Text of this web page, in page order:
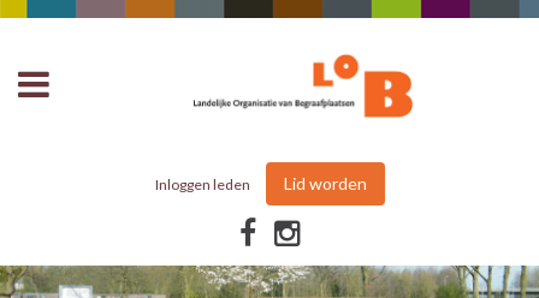
Inloggen leden Lid worden